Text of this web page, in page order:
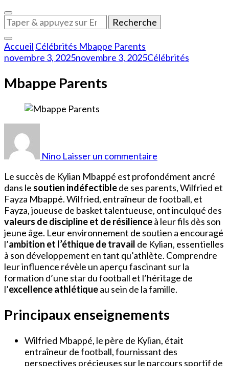
Vous
recherchiez
quelque
chose
?
Accueil Célébrités Mbappe Parents
novembre 3, 2025novembre 3, 2025Célébrités
Mbappe Parents
Nino Laisser un commentaire
Le succès de Kylian Mbappé est profondément ancré
dans le soutien indéfectiblede ses parents, Wilfried et
Fayza Mbappé. Wilfried, entraîneur de football, et
Fayza, joueuse de basket talentueuse, ont inculqué des
valeurs de discipline et de résilienceà leur fils dès son
jeune âge. Leur environnement de soutien a encouragé
l’ambition et l’éthique de travail de Kylian, essentielles
à son développement en tant qu’athlète. Comprendre
leur influence révèle un aperçu fascinant sur la
formation d’une star du football et l’héritage de
l’excellence athlétiqueau sein de la famille.
Principaux enseignements
Wilfried Mbappé, le père de Kylian, était
entraîneur de football, fournissant des
perspectives précieuses sur le parcours sportif de